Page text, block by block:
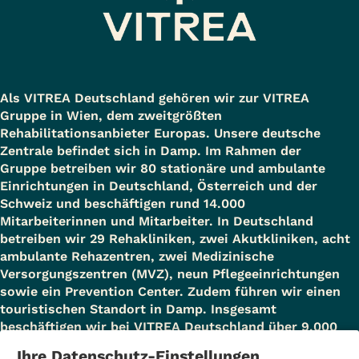
Als VITREA Deutschland gehören wir zur VITREA
Gruppe in Wien, dem zweitgrößten
Rehabilitationsanbieter Europas. Unsere deutsche
Zentrale befindet sich in Damp. Im Rahmen der
Gruppe betreiben wir 80 stationäre und ambulante
Einrichtungen in Deutschland, Österreich und der
Schweiz und beschäftigen rund 14.000
Mitarbeiterinnen und Mitarbeiter. In Deutschland
betreiben wir 29 Rehakliniken, zwei Akutkliniken, acht
ambulante Rehazentren, zwei Medizinische
Versorgungszentren (MVZ), neun Pflegeeinrichtungen
sowie ein Prevention Center. Zudem führen wir einen
touristischen Standort in Damp. Insgesamt
beschäftigen wir bei VITREA Deutschland über 9.000